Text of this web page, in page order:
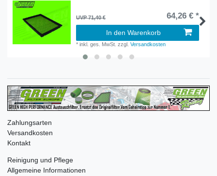
UVP 71,40 € 64,26 € *
In den Warenkorb
*inkl. ges. MwSt. zzgl.Versandkosten
Zahlungsarten
Versandkosten
Kontakt
Reinigung und Pflege
Allgemeine Informationen